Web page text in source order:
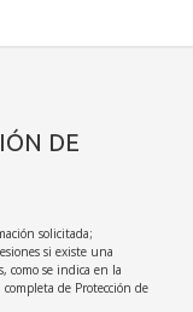
DE
solicitada;
si existe una
como se indica en la
de Protección de